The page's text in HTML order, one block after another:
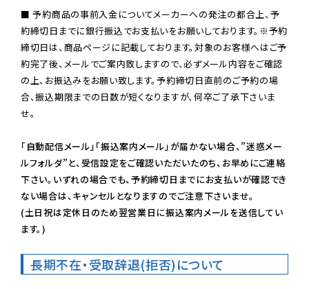
■ 予約商品の事前入金についてメーカーへの発注の都合上、予
約締切日までに銀行振込でお支払いをお願いしております。※予約
締切日は、商品ページに記載しております。対象のお客様へはご予
約完了後、メールでご案内致しますので、必ずメール内容をご確認
の上、お振込みをお願い致します。予約締切日直前のご予約の場
合、振込期限までの日数が短くなりますが、何卒ご了承下さいま
せ。
「自動配信メール」「振込案内メール」が届かない場合、”迷惑メー
ルフォルダ”と、受信設定をご確認いただいたのち、お早めにご連絡
下さい。いずれの場合でも、予約締切日までにお支払いが確認でき
ない場合は、キャンセルとなりますのでご注意下さいませ。
(土日祝は定休日のため翌営業日に振込案内メールを送信してい
ます。)
長期不在・受取辞退(拒否)について